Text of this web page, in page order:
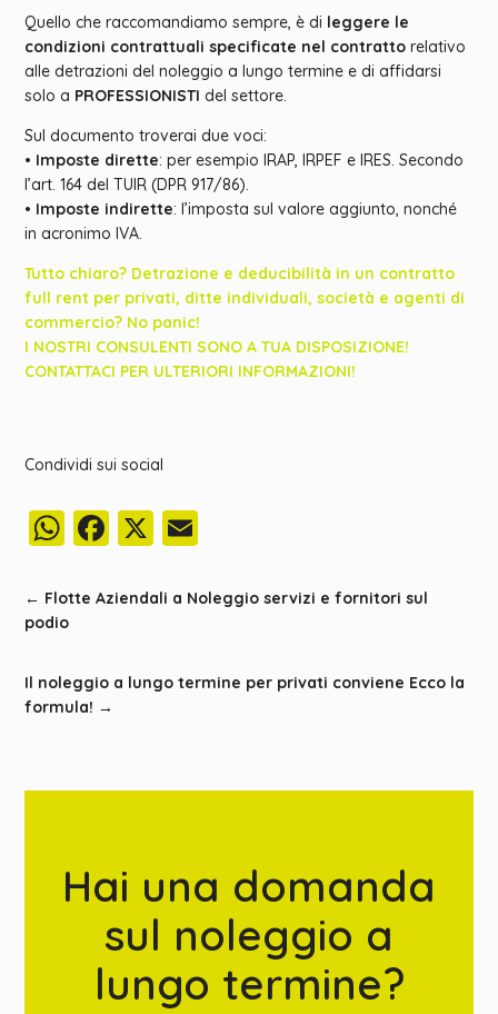
Quello che raccomandiamo sempre, è di leggere le
condizioni contrattuali specificate nel contratto relativo
alle detrazioni del noleggio a lungo termine e di affidarsi
solo a PROFESSIONISTI del settore.
Sul documento troverai due voci:
• Imposte dirette: per esempio IRAP, IRPEF e IRES. Secondo
l’art. 164 del TUIR (DPR 917/86).
• Imposte indirette: l’imposta sul valore aggiunto, nonché
in acronimo IVA.
Tutto chiaro? Detrazione e deducibilità in un contratto
full rent per privati, ditte individuali, società e agenti di
commercio? No panic!
I NOSTRI CONSULENTI SONO A TUA DISPOSIZIONE!
CONTATTACI PER ULTERIORI INFORMAZIONI!
Condividi sui social
WhatsApp
Facebook
X
← Flotte Aziendali a Noleggio servizi e fornitori sul
podio
Il noleggio a lungo termine per privati conviene Ecco la
formula! →
Hai una domanda
sul noleggio a
lungo termine?